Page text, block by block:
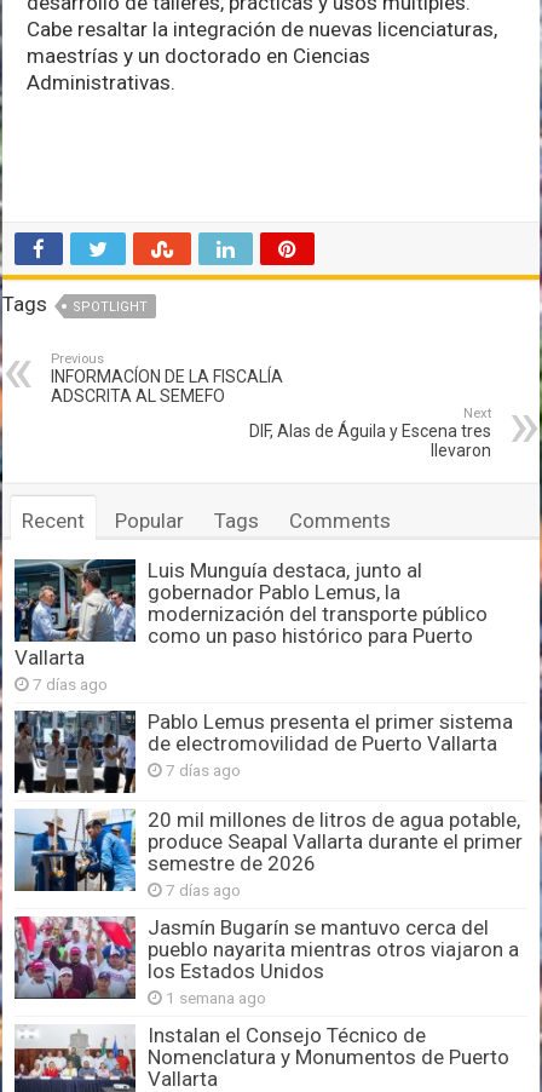
Cabe resaltar la integración de nuevas licenciaturas,
maestrías y un doctorado en Ciencias
Administrativas.
Tags SPOTLIGHT
Previous
INFORMACÍON DE LA FISCALÍA
ADSCRITA AL SEMEFO
Next
DIF, Alas de Águila y Escena tres
llevaron
Recent Popular Tags Comments
Luis Munguía destaca, junto al
gobernador Pablo Lemus, la
modernización del transporte público
como un paso histórico para Puerto
Vallarta
7 días ago
Pablo Lemus presenta el primer sistema
de electromovilidad de Puerto Vallarta
7 días ago
20 mil millones de litros de agua potable,
produce Seapal Vallarta durante el primer
semestre de 2026
7 días ago
Jasmín Bugarín se mantuvo cerca del
pueblo nayarita mientras otros viajaron a
los Estados Unidos
1 semana ago
Instalan el Consejo Técnico de
Nomenclatura y Monumentos de Puerto
Vallarta